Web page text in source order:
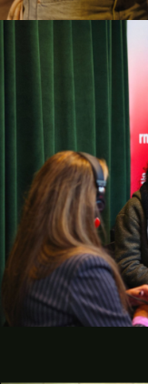
Campanyes